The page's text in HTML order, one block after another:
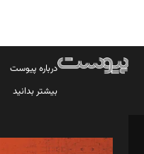
درباره پیوست
بیشتر بدانید
مدیر مسئول: محمدباقر اثنی‌عشری